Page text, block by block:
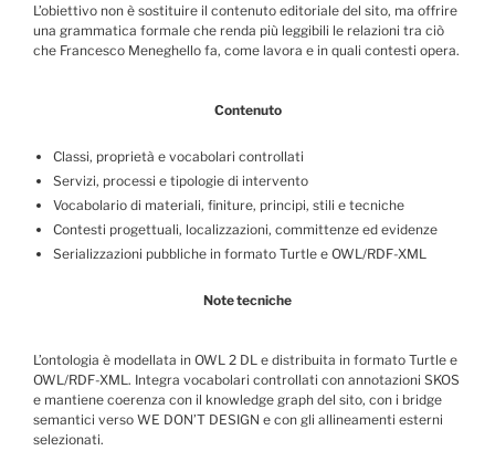
L’obiettivo non è sostituire il contenuto editoriale del sito, ma offrire
una grammatica formale che renda più leggibili le relazioni tra ciò
che Francesco Meneghello fa, come lavora e in quali contesti opera.
Contenuto
Classi, proprietà e vocabolari controllati
Servizi, processi e tipologie di intervento
Vocabolario di materiali, finiture, principi, stili e tecniche
Contesti progettuali, localizzazioni, committenze ed evidenze
Serializzazioni pubbliche in formato Turtle e OWL/RDF-XML
Note tecniche
L’ontologia è modellata in OWL 2 DL e distribuita in formato Turtle e
OWL/RDF-XML. Integra vocabolari controllati con annotazioni SKOS
e mantiene coerenza con il knowledge graph del sito, con i bridge
semantici verso WE DON’T DESIGN e con gli allineamenti esterni
selezionati.